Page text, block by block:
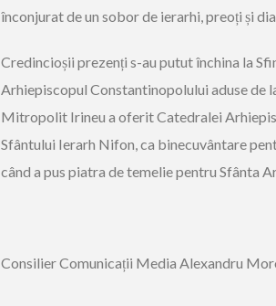
înconjurat de un sobor de ierarhi, preoți și
Credincioșii prezenți s-au putut închina la
Arhiepiscopul Constantinopolului aduse
Mitropolit Irineu a oferit Catedralei
Sfântului Ierarh Nifon, ca binecuvântare
când a pus piatra de temelie pentru Sfânta
Consilier Comunicații Media Alexandru